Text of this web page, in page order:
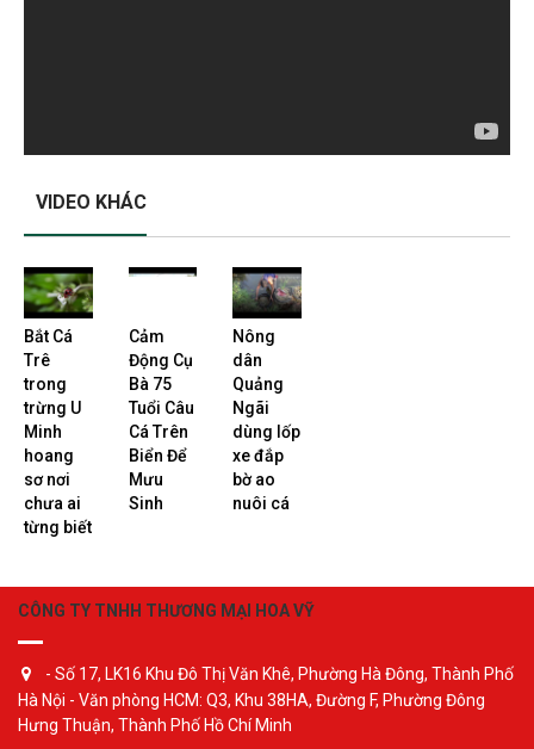
VIDEO KHÁC
Bắt Cá
Trê
trong
trừng U
Minh
hoang
sơ nơi
chưa ai
từng biết
Cảm
Động Cụ
Bà 75
Tuổi Câu
Cá Trên
Biển Để
Mưu
Sinh
Nông
dân
Quảng
Ngãi
dùng lốp
xe đắp
bờ ao
nuôi cá
CÔNG TY TNHH THƯƠNG MẠI HOA VỸ
- Số 17, LK16 Khu Đô Thị Văn Khê, Phường Hà Đông, Thành Phố
Hà Nội - Văn phòng HCM: Q3, Khu 38HA, Đường F, Phường Đông
Hưng Thuận, Thành Phố Hồ Chí Minh